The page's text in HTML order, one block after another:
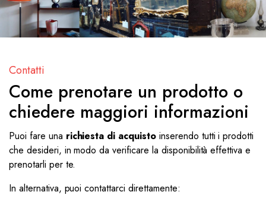
Contatti
Come prenotare un prodotto o
chiedere maggiori informazioni
Puoi fare una richiesta di acquistoinserendo tutti i prodotti
che desideri, in modo da verificare la disponibilità effettiva e
prenotarli per te.
In alternativa, puoi contattarci direttamente: